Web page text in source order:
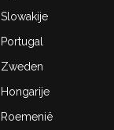
Slowakije
Portugal
Zweden
Hongarije
Roemenië